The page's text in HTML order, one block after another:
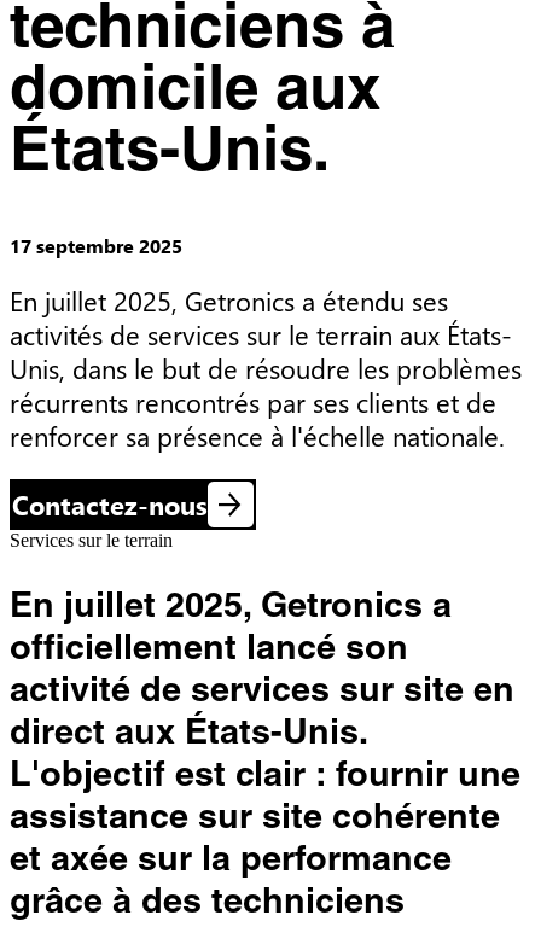
techniciens à
domicile aux
États-Unis.
17 septembre 2025
En juillet 2025, Getronics a étendu ses
activités de services sur le terrain aux États-
Unis, dans le but de résoudre les problèmes
récurrents rencontrés par ses clients et de
renforcer sa présence à l'échelle nationale.
Contactez-nous
Services sur le terrain
En juillet 2025, Getronics a
officiellement lancé son
activité de services sur site en
direct aux États-Unis.
L'objectif est clair : fournir une
assistance sur site cohérente
et axée sur la performance
grâce à des techniciens